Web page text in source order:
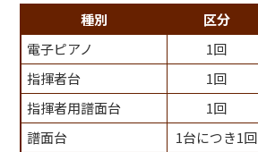
種別 区分
電子ピアノ
1回
指揮者台
1回
指揮者用譜面台
1回
譜面台
1台につき1回